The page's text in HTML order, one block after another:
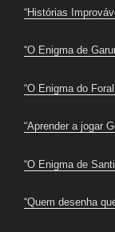
“Histórias
“O Enigma de
“O Enigma do
“Aprender a jogar
“O Enigma de
“Quem desenha